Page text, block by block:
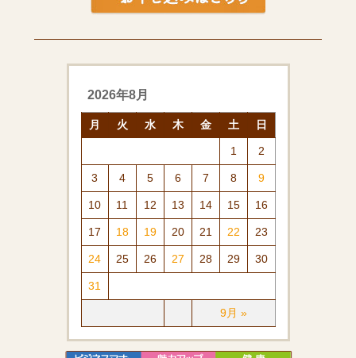
2026年8月
月 火 水 木 金 土 日
9月 »
1 2
3 4 5 6 7 8 9
10 11 12 13 14 15 16
17 18 19 20 21 22 23
24 25 26 27 28 29 30
31